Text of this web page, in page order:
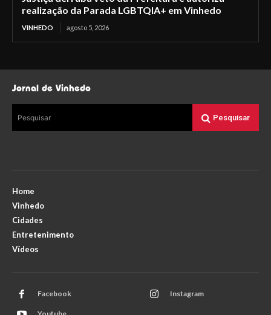
realização da Parada LGBTQIA+ em Vinhedo
VINHEDO agosto 5, 2026
Jornal de Vinhedo
Pesquisar Pesquisar
Home
Vinhedo
Cidades
Entretenimento
Vídeos
Facebook Instagram